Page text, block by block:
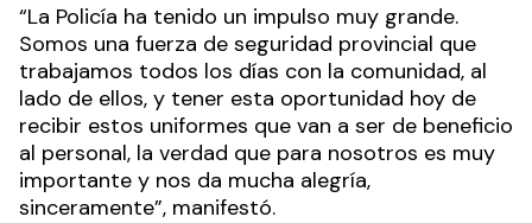
“La Policía ha tenido un impulso muy grande.
Somos una fuerza de seguridad provincial que
trabajamos todos los días con la comunidad, al
lado de ellos, y tener esta oportunidad hoy de
recibir estos uniformes que van a ser de beneficio
al personal, la verdad que para nosotros es muy
importante y nos da mucha alegría,
sinceramente”, manifestó.